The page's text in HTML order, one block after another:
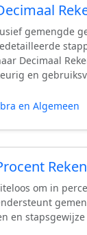
gemengde
Decimaal
en
en Algemeen
om in
en